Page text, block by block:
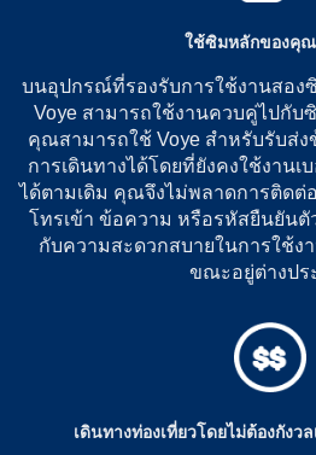
ใช้ซิมหลักของคุ
บนอุปกรณ์ที่รองรับการใช้งานสอง
Voye สามารถใช้งานควบคู่ไปกั
คุณสามารถใช้ Voye สำหรับรับส่ง
การเดินทางได้โดยที่ยังคงใช้งาน
ได้ตามเดิม คุณจึงไม่พลาดการติดต่
โทรเข้า ข้อความ หรือรหัสยืนยันตั
กับความสะดวกสบายในการใช้ง
ขณะอยู่ต่างปร
เดินทางท่องเที่ยวโดยไม่ต้องกังว